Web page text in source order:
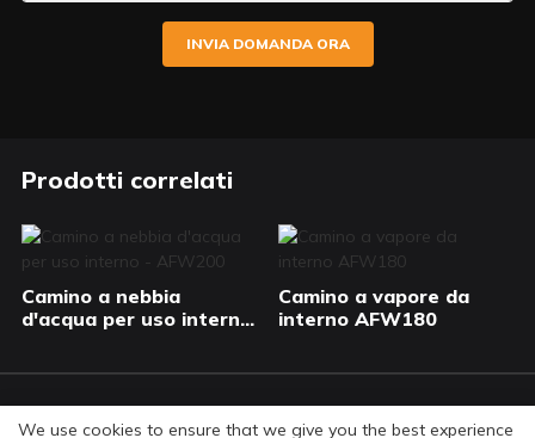
INVIA DOMANDA ORA
Prodotti correlati
Camino a nebbia
d'acqua per uso interno
Camino a vapore da
interno AFW180
© Copyright 2026 Art Fireplace Technology Limited.
We use cookies to ensure that we give you the best experience